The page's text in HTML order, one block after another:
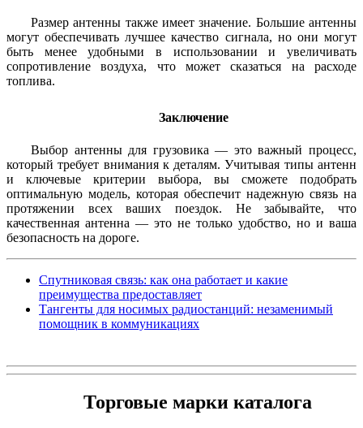
Размер антенны также имеет значение. Большие антенны
могут обеспечивать лучшее качество сигнала, но они могут
быть менее удобными в использовании и увеличивать
сопротивление воздуха, что может сказаться на расходе
топлива.
Заключение
Выбор антенны для грузовика — это важный процесс,
который требует внимания к деталям. Учитывая типы антенн
и ключевые критерии выбора, вы сможете подобрать
оптимальную модель, которая обеспечит надежную связь на
протяжении всех ваших поездок. Не забывайте, что
качественная антенна — это не только удобство, но и ваша
безопасность на дороге.
Спутниковая связь: как она работает и какие
преимущества предоставляет
Тангенты для носимых радиостанций: незаменимый
помощник в коммуникациях
Торговые марки каталога